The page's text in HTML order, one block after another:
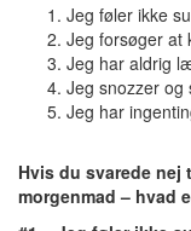
Jeg føler ikke
Jeg forsøger at
Jeg har aldrig
Jeg snozzer
Jeg har
Hvis du svarede
morgenmad – hvad